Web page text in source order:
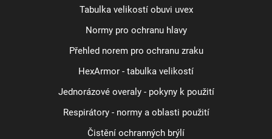
Tabulka velikostí obuvi uvex
Normy pro ochranu hlavy
Přehled norem pro ochranu zraku
HexArmor - tabulka velikostí
Jednorázové overaly - pokyny k použití
Respirátory - normy a oblasti použití
Čistění ochranných brýlí